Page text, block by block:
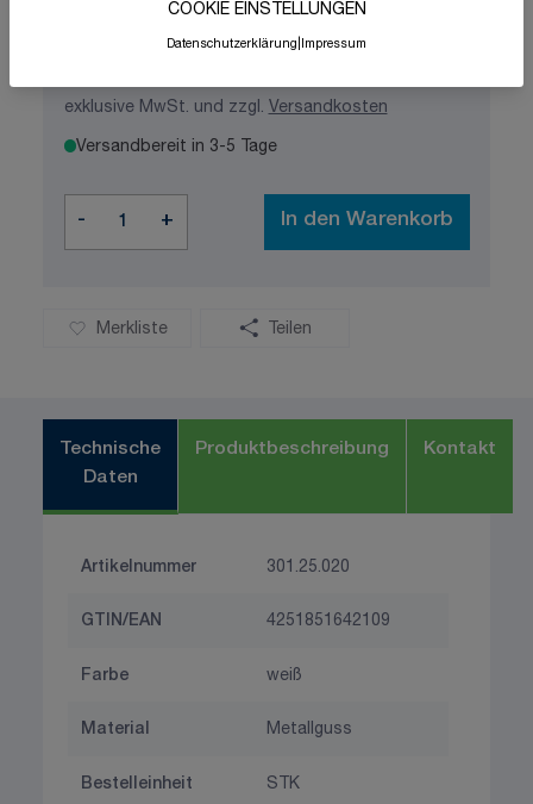
COOKIE EINSTELLUNGEN
Datenschutzerklärung Impressum
exklusive MwSt. und zzgl. Versandkosten
Versandbereit in 3-5 Tage
- + In den Warenkorb
Merkliste Teilen
Technische
Daten
Produktbeschreibung Kontakt
Artikelnummer 301.25.020
GTIN/EAN 4251851642109
Farbe weiß
Material Metallguss
Bestelleinheit STK